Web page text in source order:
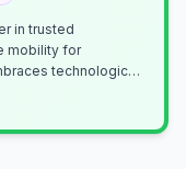
mobility for
technological